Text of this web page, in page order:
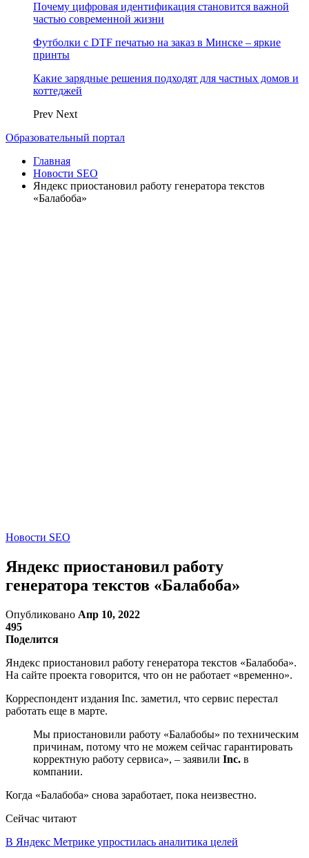
Почему цифровая идентификация становится важной
частью современной жизни
Футболки с DTF печатью на заказ в Минске – яркие
принты
Какие зарядные решения подходят для частных домов и
коттеджей
Prev Next
Образовательный портал
Главная
Новости SEO
Яндекс приостановил работу генератора текстов
«Балабоба»
Новости SEO
Яндекс приостановил работу
генератора текстов «Балабоба»
Опубликовано Апр 10, 2022
495
Поделится
Яндекс приостановил работу генератора текстов «Балабоба».
На сайте проекта говорится, что он не работает «временно».
Корреспондент издания Inc. заметил, что сервис перестал
работать еще в марте.
Мы приостановили работу «Балабобы» по техническим
причинам, потому что не можем сейчас гарантировать
корректную работу сервиса», – заявили Inc. в
компании.
Когда «Балабоба» снова заработает, пока неизвестно.
Сейчас читают
В Яндекс Метрике упростилась аналитика целей